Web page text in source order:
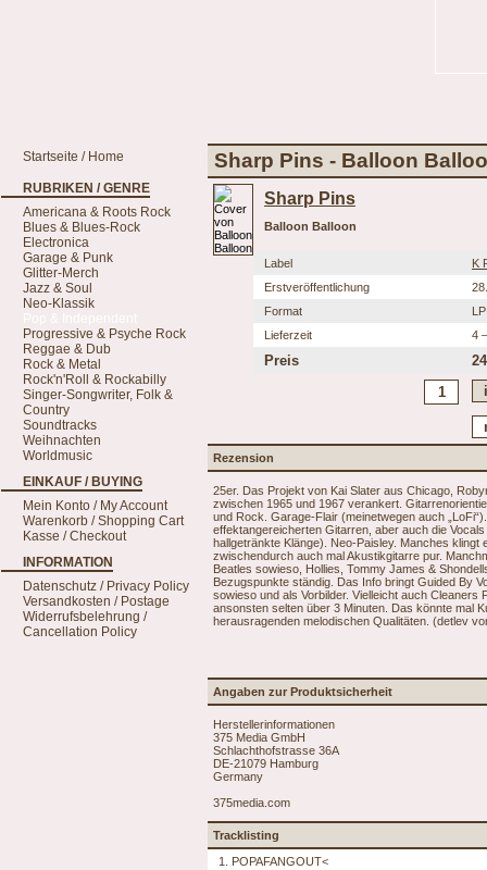
Startseite / Home
RUBRIKEN / GENRE
Americana & Roots Rock
Blues & Blues-Rock
Electronica
Garage & Punk
Glitter-Merch
Jazz & Soul
Neo-Klassik
Progressive & Psyche Rock
Reggae & Dub
Rock & Metal
Rock'n'Roll & Rockabilly
Singer-Songwriter, Folk &
Country
Soundtracks
Weihnachten
Worldmusic
EINKAUF / BUYING
Mein Konto / My Account
Warenkorb / Shopping Cart
Kasse / Checkout
INFORMATION
Datenschutz / Privacy Policy
Versandkosten / Postage
Widerrufsbelehrung /
Cancellation Policy
Sharp Pins - Balloon
Sharp Pins
Balloon Balloon
Label
K
Erstveröffentlichung
Format
LP
Lieferzeit
4
Preis
Rezension
25er. Das Projekt von Kai Slater aus Chicago,
zwischen 1965 und 1967 verankert.
und Rock. Garage-Flair (meinetwegen auch
effektangereicherten Gitarren, aber auch die
hallgetränkte Klänge). Neo-Paisley. Manches
zwischendurch auch mal Akustikgitarre pur.
Beatles sowieso, Hollies, Tommy James &
Bezugspunkte ständig. Das Info bringt Guided By
sowieso und als Vorbilder. Vielleicht auch Cleaners
ansonsten selten über 3 Minuten. Das könnte mal
herausragenden melodischen Qualitäten. (detlev
Angaben zur Produktsicherheit
Herstellerinformationen
375 Media GmbH
Schlachthofstrasse 36A
DE-21079 Hamburg
Germany
375media.com
Tracklisting
1. POPAFANGOUT<